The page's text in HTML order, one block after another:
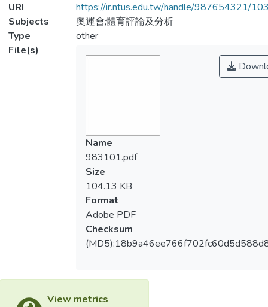
URI
https://ir.ntus.edu.tw/handle/987654321/
Subjects
奧運會;體育評論及分析
Type
other
File(s)
Name
983101.pdf
Size
104.13 KB
Format
Adobe PDF
Checksum
View metrics